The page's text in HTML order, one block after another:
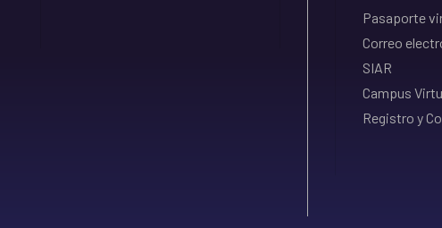
Pasaporte
Correo
SIAR
Campus
Registro y